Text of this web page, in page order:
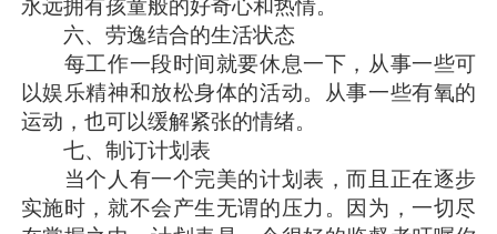
六、劳逸结合的生活状态
每工作一段时间就要休息一下，从事一些可
以娱乐精神和放松身体的活动。从事一些有氧的
运动，也可以缓解紧张的情绪。
七、制订计划表
当个人有一个完美的计划表，而且正在逐步
实施时，就不会产生无谓的压力。因为，一切尽